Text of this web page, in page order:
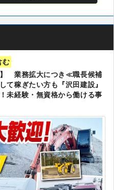
む
】 業務拡大につき≪職長候補
稼ぎたい方も『沢田建設』
未経験・無資格から働ける事